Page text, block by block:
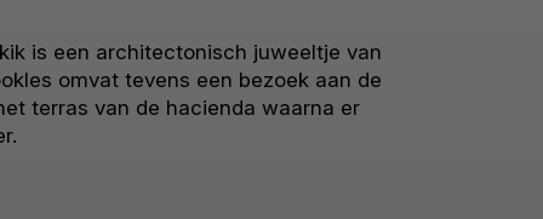
is een architectonisch juweeltje van
omvat tevens een bezoek aan de
terras van de hacienda waarna er